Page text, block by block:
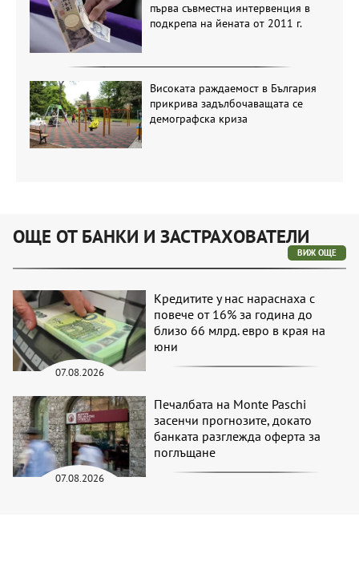
първа съвместна интервенция в
подкрепа на йената от 2011 г.
Високата раждаемост в България
прикрива задълбочаващата се
демографска криза
ОЩЕ ОТ БАНКИ И ЗАСТРАХОВАТЕЛИ
ВИЖ ОЩЕ
07.08.2026
Кредитите у нас нараснаха с
повече от 16% за година до
близо 66 млрд. евро в края на
юни
07.08.2026
Печалбата на Monte Paschi
засенчи прогнозите, докато
банката разглежда оферта за
поглъщане